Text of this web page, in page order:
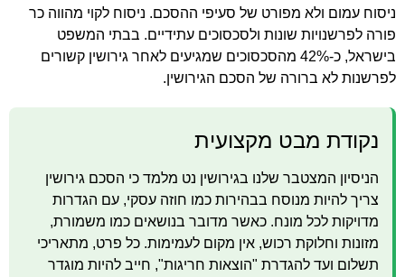
ניסוח עמום ולא מפורט של סעיפי ההסכם. ניסוח לקוי מהווה כר
פורה לפרשנויות שונות ולסכסוכים עתידיים. בבתי המשפט
בישראל, כ-42% מהסכסוכים שמגיעים לאחר גירושין קשורים
לפרשנות לא ברורה של הסכם הגירושין.
נקודת מבט מקצועית
הניסיון המצטבר שלנו בגירושין נט מלמד כי הסכם גירושין
צריך להיות מנוסח בבהירות כמו חוזה עסקי, עם הגדרות
מדויקות לכל מונח. כאשר מדובר בנושאים כמו משמורת,
מזונות וחלוקת רכוש, אין מקום לעמימות. כל פרט, מתאריכי
תשלום ועד להגדרת "הוצאות חריגות", חייב להיות מוגדר